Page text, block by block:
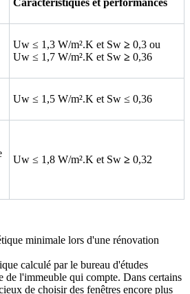
Caractéristiques et performances
Uw ≤ 1,3 W/m².K et Sw ≥ 0,3 ou
Uw ≤ 1,7 W/m².K et Sw ≥ 0,36
Uw ≤ 1,5 W/m².K et Sw ≤ 0,36
Uw ≤ 1,8 W/m².K et Sw ≥ 0,32
minimale lors d'une rénovation
calculé par le bureau d'études
de l'immeuble qui compte. Dans certains
de choisir des fenêtres encore plus